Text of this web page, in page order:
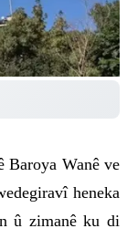
Wanê ve
heneka
û zimanê ku di